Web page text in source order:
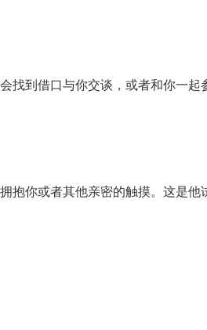
找到借口与你交谈，或者和你一起
抱你或者其他亲密的触摸。这是他